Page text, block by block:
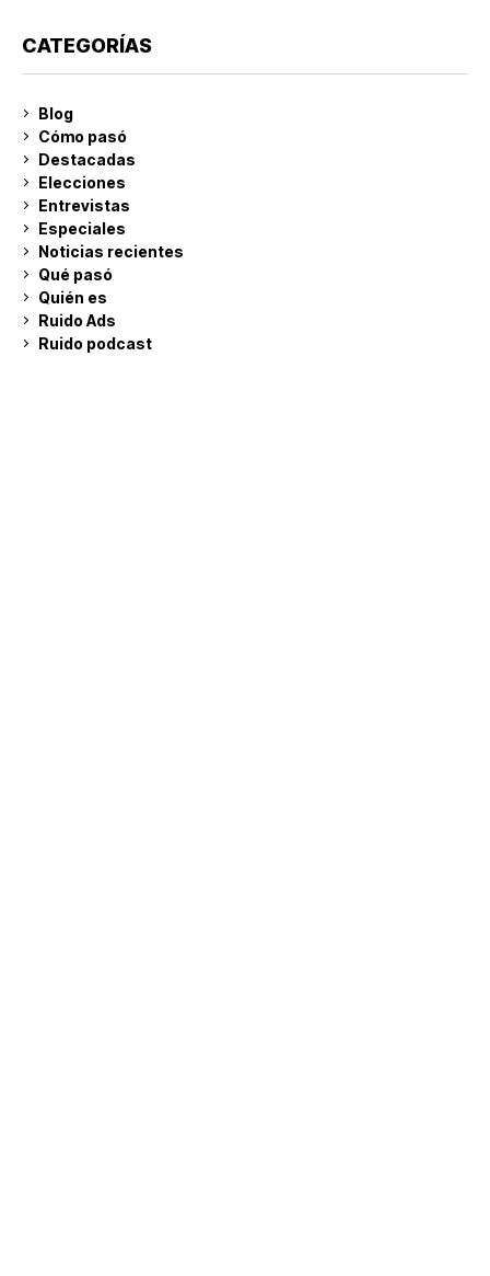
CATEGORÍAS
Blog
Cómo pasó
Destacadas
Elecciones
Entrevistas
Especiales
Noticias recientes
Qué pasó
Quién es
Ruido Ads
Ruido podcast